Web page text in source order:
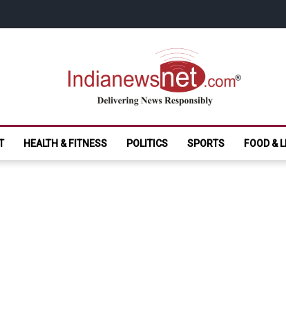
India News
HEALTH & FITNESS POLITICS SPORTS FOOD &